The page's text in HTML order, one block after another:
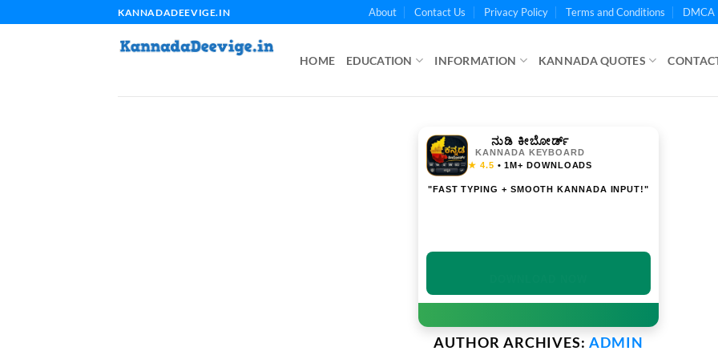
to
KANNADADEEVIGE.IN About Contact Us Privacy Policy Terms and Conditions DMCA
HOME EDUCATION INFORMATION KANNADA QUOTES
ನುಡಿ ಕೀಬೋರ್ಡ್
KANNADA KEYBOARD
★ 4.5 • 1M+ DOWNLOADS
"FAST TYPING + SMOOTH KANNADA INPUT!"
AUTHOR ARCHIVES:ADMIN